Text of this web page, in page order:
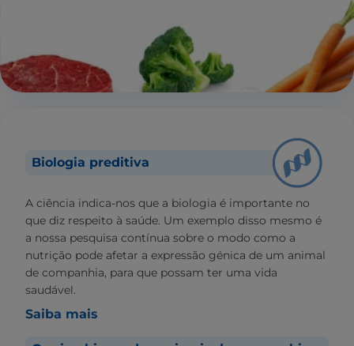
Biologia preditiva
A ciência indica-nos que a biologia é importante no
que diz respeito à saúde. Um exemplo disso mesmo é
a nossa pesquisa contínua sobre o modo como a
nutrição pode afetar a expressão génica de um animal
de companhia, para que possam ter uma vida
saudável.
Saiba mais